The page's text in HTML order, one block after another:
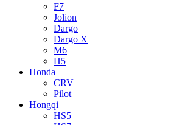
F7
Jolion
Dargo
Dargo X
M6
H5
Honda
CRV
Pilot
Hongqi
HS5